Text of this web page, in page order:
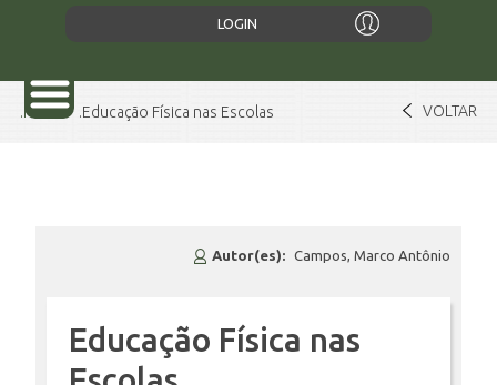
LOGIN
CURSOS
Home Educação Física nas Escolas VOLTAR
Autor(es): Campos, Marco Antônio
Educação Física nas